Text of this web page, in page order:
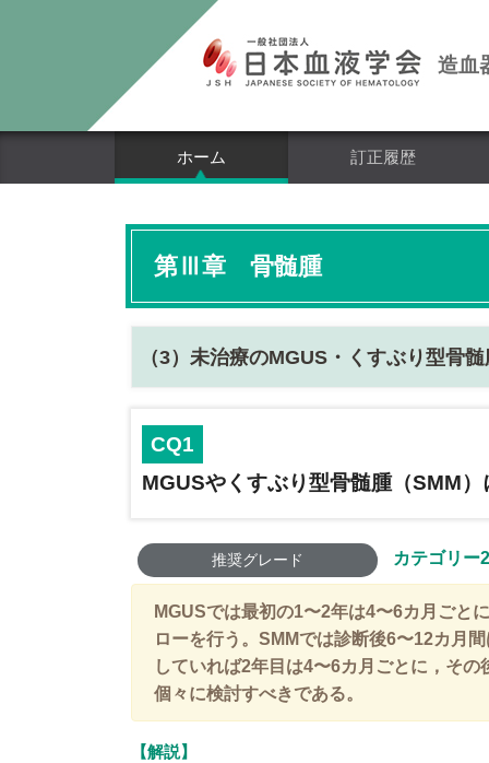
造血
ホーム 訂正履歴
第Ⅲ章 骨髄腫
（3）未治療のMGUS・くすぶり型骨
CQ1
MGUSやくすぶり型骨髄腫（SMM
推奨グレード カテゴリー
MGUSでは最初の1〜2年は4〜6カ月ごと
ローを行う。SMMでは診断後6〜12カ月
していれば2年目は4〜6カ月ごとに，そ
個々に検討すべきである。
解説